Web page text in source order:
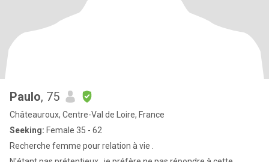
Paulo, 75
Châteauroux, Centre-Val de Loire, France
Seeking: Female 35 - 62
Recherche femme pour relation à vie .